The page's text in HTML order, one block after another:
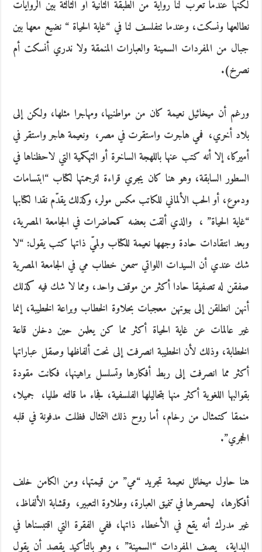
لكنها عندما تعرّب لنا رواية من الطبقة الثانية أو الثالثة بين الروايات
نطالعها ونسكت، وعندما تتفلسف لنا في‮ “‬غاية الحياة‮ “ ‬نضيع معها بين
جبال من المفردات السمينة والعبارات المنمقة ولا ندري أنسكت أم
نصرخ‮).‬
ورغم أن ميخائيل نعيمة كان من مواطنيها، ومهاجرا مثلها، ولكن إلى
بلاد أخري، ‮ ‬فمي هاجرت واستقرت في مصر، ‮ ‬ونعيمة هاجر واستقر في
أميركا، إلا أنه كتب عنها باللهجة الساخرة أو التهكمية التي لاحظناها في
السطور السابقة، وهو هنا كان‮ ‬يجري قراءة لترجمتها لكتاب‮ “ا‬بتسامات
ودموع، أو الحب الألماني للكاتب مكس مولر، وكذلك‮ ‬يقدّم نقدا لكتابها‮
“‬غاية الحياة‮” ‬، ‮ ‬والذي ألقت بعضه كمحاضرات في الجامعة المصرية،
وبعد انتقادات حادة وجهها نعيمة للكتاب ولميّ‮ ‬ذاتها كتب‮ ‬يقول‮: “‬لا
شك عندي أن السيدات اللواتي سمعن خطاب مي في الجامعة المصرية
صفقن له تصفيقا حادا أكثر من موقف واحد، ومما لا شك فيه كذلك
أنهن انطلقن إلى بيوتهن معجبات بحلاوة الخطاب وبراعة الخطيبة، إنما‮
‬غير عالمات‮ ‬عن‮ ‬غاية الحياة أكثر مما كن‮ ‬يعلمن حين دخلن قاعة
الخطابة، وذلك لأن الخطيبة انصرفت إلى نحت ألفاظها وصقل عباراتها
أكثر مما انصرفت إلى ربط أفكارها وتسلسل براهينها، فكانت مقودة
بقوالبها اللغوية أكثر منها بتحاليلها الفلسفية، فجاء ما قالته طليا، ‮ ‬جميلا،
منمقا كتمثال من رخام، أما روح ذلك التمثال فظلت مدفونة في قلبه
الحجري‮”.‬
هنا حاول ميخائل نعيمة تجريد‮ “‬مي‮” ‬من قيمتها، ومن الكامن خلف
أفكارها، ‮ ‬ليحصرها في تنميق العبارة، وطلاوة التعبير، ‮ ‬وقشابة الألفاظ، ‮
‬غير مدرك أنه‮ ‬يقع في الأخطاء ذاتها، ففي الفقرة التي اقتبسناها في
البداية، ‮ ‬يصف المفردات‮ “‬السمينة‮” ‬، وهو بالتأكيد‮ ‬يقصد أن‮ ‬يقول‮